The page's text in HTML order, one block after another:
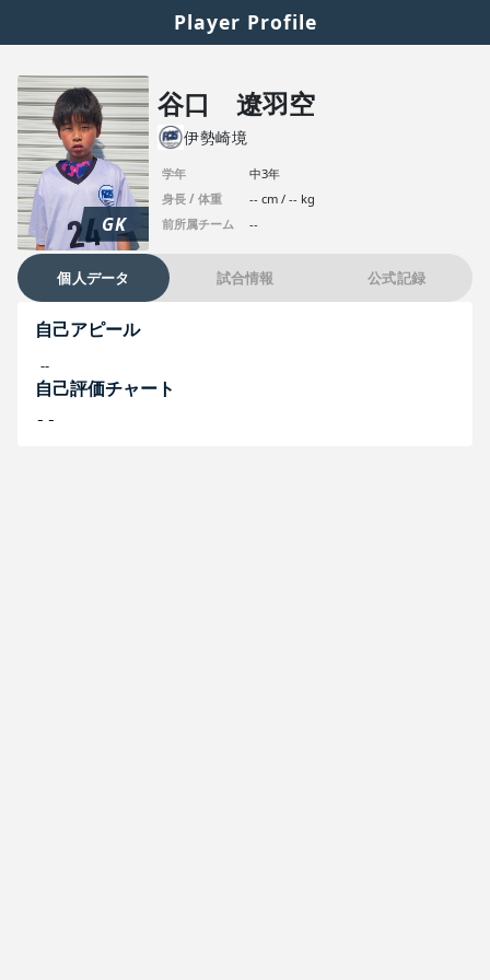
Player Profile
GK
谷口 遼羽空
伊勢崎境
学年
中3年
身長 / 体重
-- cm / -- kg
前所属チーム
--
個人データ 試合情報 公式記録
自己アピール
--
自己評価チャート
--